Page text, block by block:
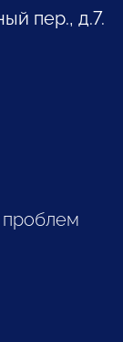
пер., д.7.
проблем